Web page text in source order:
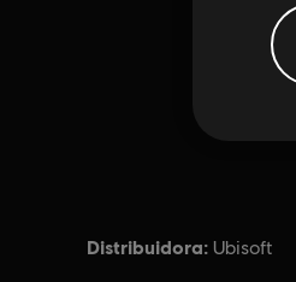
Distribuidora: Ubisoft